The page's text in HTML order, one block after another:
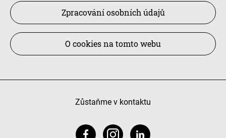
Zpracování osobních údajů
O cookies na tomto webu
Zůstaňme v kontaktu